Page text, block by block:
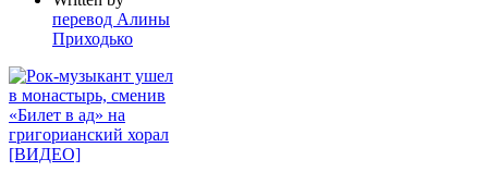
перевод Алины
Приходько